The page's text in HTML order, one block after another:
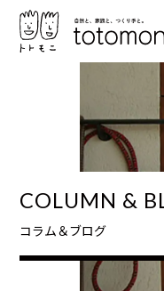
COLUMN &
コラム＆ブログ